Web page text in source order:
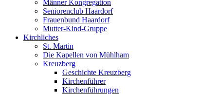
Männer Kongregation
Seniorenclub Haardorf
Frauenbund Haardorf
Mutter-Kind-Gruppe
Kirchliches
St. Martin
Die Kapellen von Mühlham
Kreuzberg
Geschichte Kreuzberg
Kirchenführer
Kirchenführungen